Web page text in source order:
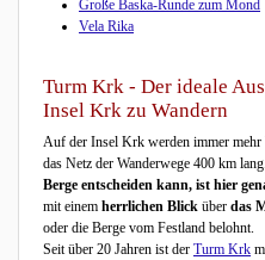
Große Baska-Runde zum Mond
Vela Rika
Turm Krk - Der ideale
Insel Krk zu Wandern
Auf der Insel Krk werden immer mehr
das Netz der Wanderwege 400 km lang.
Berge entscheiden kann, ist hier
mit einem herrlichen Blick über das
oder die Berge vom Festland belohnt.
Seit über 20 Jahren ist der Turm Krk